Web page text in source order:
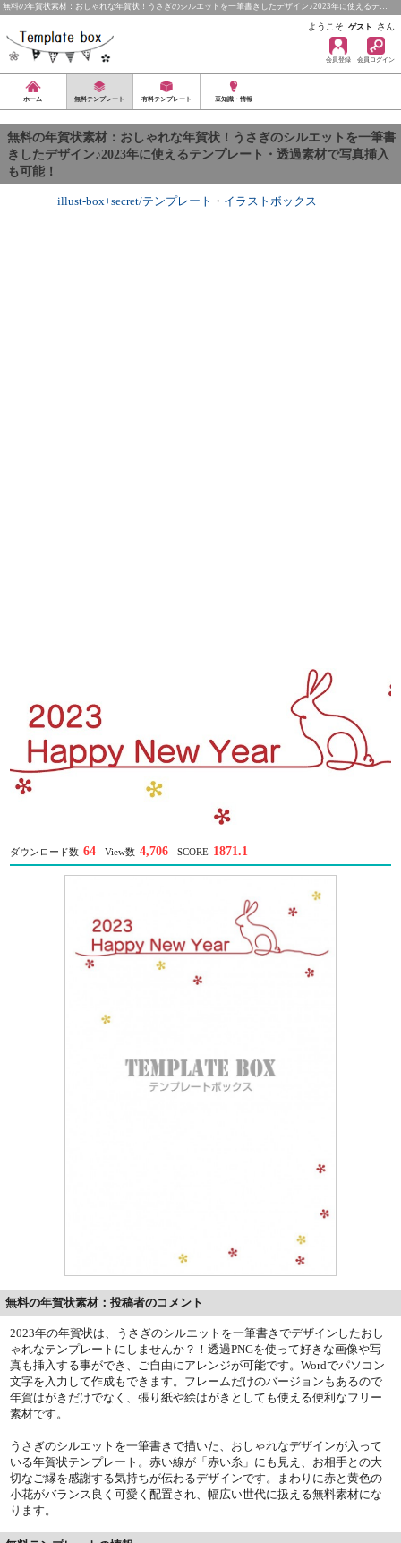
無料の年賀状素材：おしゃれな年賀状！うさぎのシルエットを一筆書きしたデザイン♪2023年に使えるテ…
ようこそ ゲスト さん
会員登録 会員ログイン
ホーム 無料テンプレート 有料テンプレート 豆知識・情報
無料の年賀状素材：おしゃれな年賀状！うさぎのシルエットを一筆書
きしたデザイン♪2023年に使えるテンプレート・透過素材で写真挿入
も可能！
illust-box+secret/テンプレート ・ イラストボックス
ダウンロード数 64 View数 4,706 SCORE 1871.1
無料の年賀状素材：投稿者のコメント
2023年の年賀状は、うさぎのシルエットを一筆書きでデザインしたおし
ゃれなテンプレートにしませんか？！透過PNGを使って好きな画像や写
真も挿入する事ができ、ご自由にアレンジが可能です。Wordでパソコン
文字を入力して作成もできます。フレームだけのバージョンもあるので
年賀はがきだけでなく、張り紙や絵はがきとしても使える便利なフリー
素材です。
うさぎのシルエットを一筆書きで描いた、おしゃれなデザインが入って
いる年賀状テンプレート。赤い線が「赤い糸」にも見え、お相手との大
切なご縁を感謝する気持ちが伝わるデザインです。まわりに赤と黄色の
小花がバランス良く可愛く配置され、幅広い世代に扱える無料素材にな
ります。